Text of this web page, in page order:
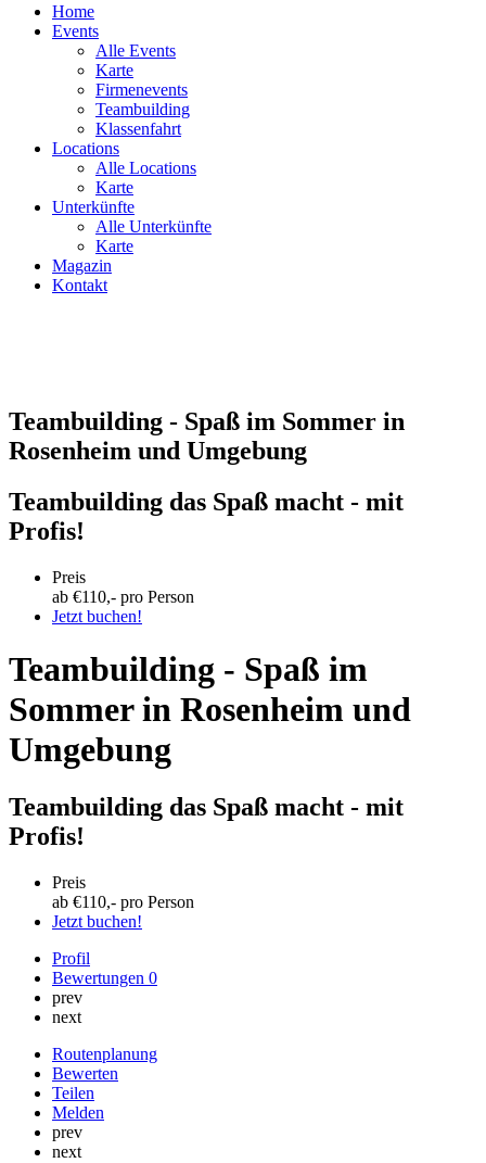
Home
Events
Alle Events
Karte
Firmenevents
Teambuilding
Klassenfahrt
Locations
Alle Locations
Karte
Unterkünfte
Alle Unterkünfte
Karte
Magazin
Kontakt
Teambuilding - Spaß im Sommer in
Rosenheim und Umgebung
Teambuilding das Spaß macht - mit
Profis!
Preis
ab €110,- pro Person
Jetzt buchen!
Teambuilding - Spaß im
Sommer in Rosenheim und
Umgebung
Teambuilding das Spaß macht - mit
Profis!
Preis
ab €110,- pro Person
Jetzt buchen!
Profil
Bewertungen 0
prev
next
Routenplanung
Bewerten
Teilen
Melden
prev
next